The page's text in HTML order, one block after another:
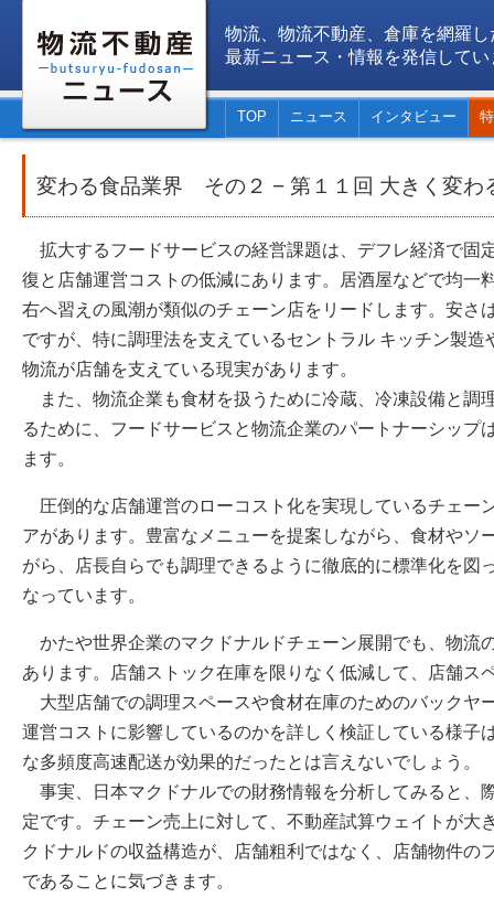
物流、物流不動産、倉庫を網羅し
最新ニュース・情報を発信してい
TOP ニュース インタビュー
変わる食品業界 その２ − 第１１回 大きく変わ
拡大するフードサービスの経営課題は、デフレ経済で固
復と店舗運営コストの低減にあります。居酒屋などで均一
右へ習えの風潮が類似のチェーン店をリードします。安さ
ですが、特に調理法を支えているセントラル キッチン製
物流が店舗を支えている現実があります。
また、物流企業も食材を扱うために冷蔵、冷凍設備と調
るために、フードサービスと物流企業のパートナーシップ
ます。
圧倒的な店舗運営のローコスト化を実現しているチェー
アがあります。豊富なメニューを提案しながら、食材やソ
がら、店長自らでも調理できるように徹底的に標準化を図
なっています。
かたや世界企業のマクドナルドチェーン展開でも、物流
あります。店舗ストック在庫を限りなく低減して、店舗ス
大型店舗での調理スペースや食材在庫のためのバックヤ
運営コストに影響しているのかを詳しく検証している様子
な多頻度高速配送が効果的だったとは言えないでしょう。
事実、日本マクドナルでの財務情報を分析してみると、
定です。チェーン売上に対して、不動産試算ウェイトが大
クドナルドの収益構造が、店舗粗利ではなく、店舗物件の
であることに気づきます。